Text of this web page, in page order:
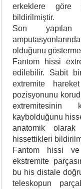
erkeklere göre
bildirilmiştir.
Son yapılan
olduğunu
Fantom hissi
edilebilir. Sabit
extremite
pozisyonunu
extremitesinin
kaybolduğunu
anatomik olarak
hissettikleri
Fantom hissi ve
ekstremite
bu his distale
teleskopun